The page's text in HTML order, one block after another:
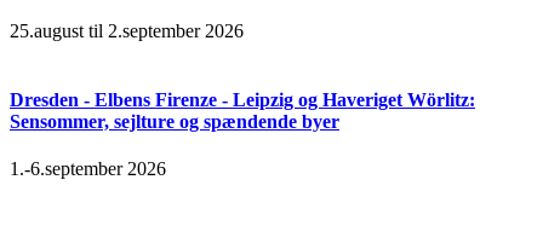
25.august til 2.september 2026
Dresden - Elbens Firenze - Leipzig og Haveriget Wörlitz:
Sensommer, sejlture og spændende byer
1.-6.september 2026